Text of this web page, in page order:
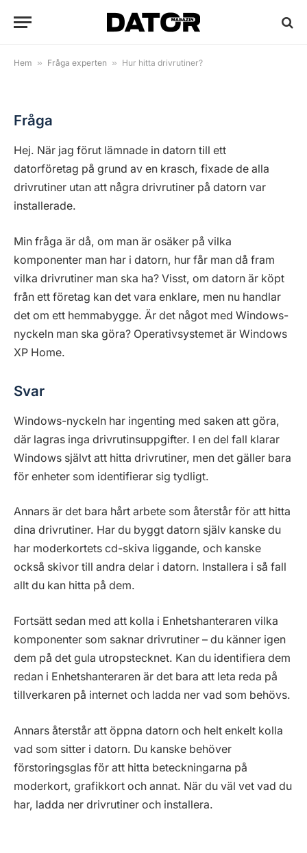
Hem » Fråga experten » Hur hitta drivrutiner?
Hur hitta drivrutiner?
Fråga
Hej. När jag förut lämnade in datorn till ett
datorföretag på grund av en krasch, fixade de alla
drivrutiner utan att några drivrutiner på datorn var
installerade.
Min fråga är då, om man är osäker på vilka
komponenter man har i datorn, hur får man då fram
vilka drivrutiner man ska ha? Visst, om datorn är köpt
från ett företag kan det vara enklare, men nu handlar
det om ett hemmabygge. Är det något med Windows-
nyckeln man ska göra? Operativsystemet är Windows
XP Home.
Svar
Windows-nyckeln har ingenting med saken att göra,
där lagras inga drivrutinsuppgifter. I en del fall klarar
Windows självt att hitta drivrutiner, men det gäller bara
för enheter som identifierar sig tydligt.
Annars är det bara hårt arbete som återstår för att hitta
dina drivrutiner. Har du byggt datorn själv kanske du
har moderkortets cd-skiva liggande, och kanske
också skivor till andra delar i datorn. Installera i så fall
allt du kan hitta på dem.
Fortsätt sedan med att kolla i Enhetshanteraren vilka
komponenter som saknar drivrutiner – du känner igen
dem på det gula utropstecknet. Kan du identifiera dem
redan i Enhetshanteraren är det bara att leta reda på
tillverkaren på internet och ladda ner vad som behövs.
Annars återstår att öppna datorn och helt enkelt kolla
vad som sitter i datorn. Du kanske behöver
förstoringsglas för att hitta beteckningarna på
moderkort, grafikkort och annat. När du väl vet vad du
har, ladda ner drivrutiner och installera.